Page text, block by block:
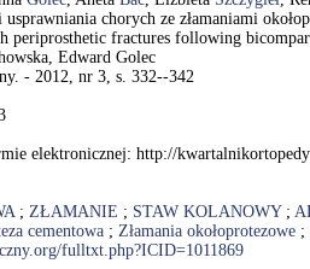
chorych ze złamaniami
fractures following
Edward Golec
- 2012, nr 3, s. 332--342
elektronicznej: http://
; ZŁAMANIE ; STAW KOLANOWY;
cementowa ; Złamania okołoprotezowe ;
fulltxt.php?ICID=1011869